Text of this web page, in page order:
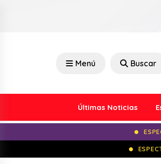
Menú Buscar
Últimas Noticias